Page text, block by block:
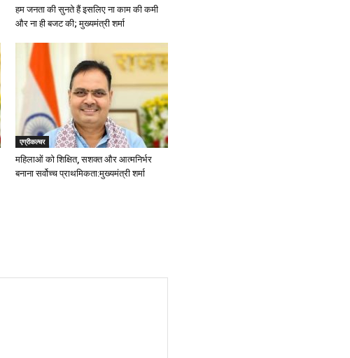
हम जनता की सुनते हैं इसलिए ना काम की कमी
और ना ही बजट की; मुख्यमंत्री शर्मा
एग्रीकल्चर
महिलाओं को शिक्षित, सशक्त और आत्मनिर्भर
बनाना सर्वोच्च प्राथमिकता:मुख्यमंत्री शर्मा